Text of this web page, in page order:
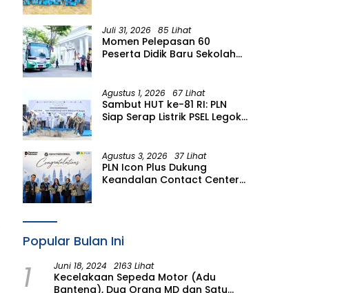
Pacing
Juli 31, 2026 85 Lihat
Momen Pelepasan 60
Peserta Didik Baru Sekolah
Tahun Ajaran 2026/2027
Agustus 1, 2026 67 Lihat
Sambut HUT ke-81 RI: PLN
Siap Serap Listrik PSEL Legok
Berkelanjutan di Jawa Barat
Agustus 3, 2026 37 Lihat
PLN Icon Plus Dukung
Keandalan Contact Center
Popular Bulan Ini
1 Juni 18, 2024 2163 Lihat
Kecelakaan Sepeda Motor (Adu
Banteng), Dua Orang MD dan Satu